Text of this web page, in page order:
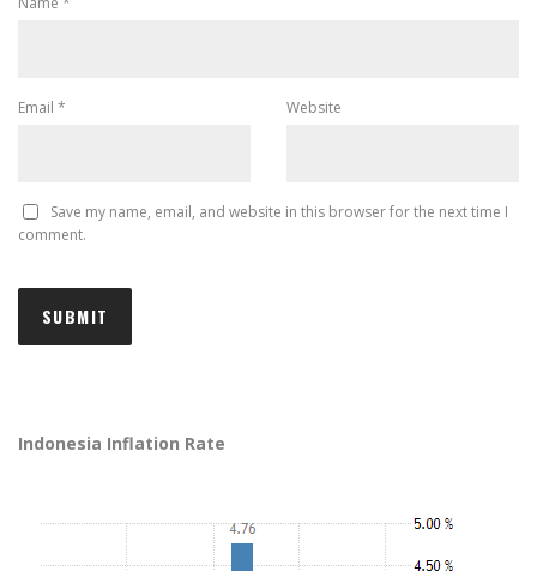
Email * Website
Save my name, email, and website in this browser for the next time I
comment.
Indonesia Inflation Rate